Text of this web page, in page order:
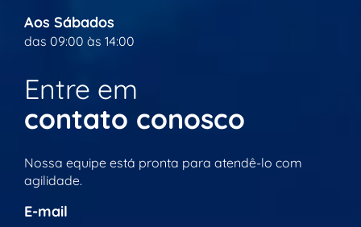
Aos Sábados
das 09:00 às 14:00
Entre em
contato conosco
Nossa equipe está pronta para atendê-lo com
agilidade.
E-mail